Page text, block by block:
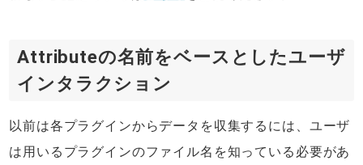
Attributeの名前をベースとしたユーザ
インタラクション
以前は各プラグインからデータを収集するには、ユーザ
は用いるプラグインのファイル名を知っている必要があ